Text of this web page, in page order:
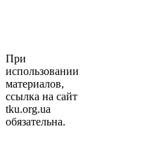
При
использовании
материалов,
ссылка на сайт
tku.org.ua
обязательна.